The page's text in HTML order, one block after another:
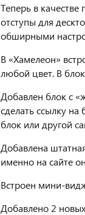
Теперь в
отступы для
обширными
В «Хамелеон»
любой цвет. В
Добавлен блок с
сделать ссылку
блок или другой
Добавлена
именно на сайте
Встроен мини-
Добавлено 2